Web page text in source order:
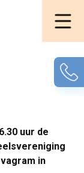
uur de
in